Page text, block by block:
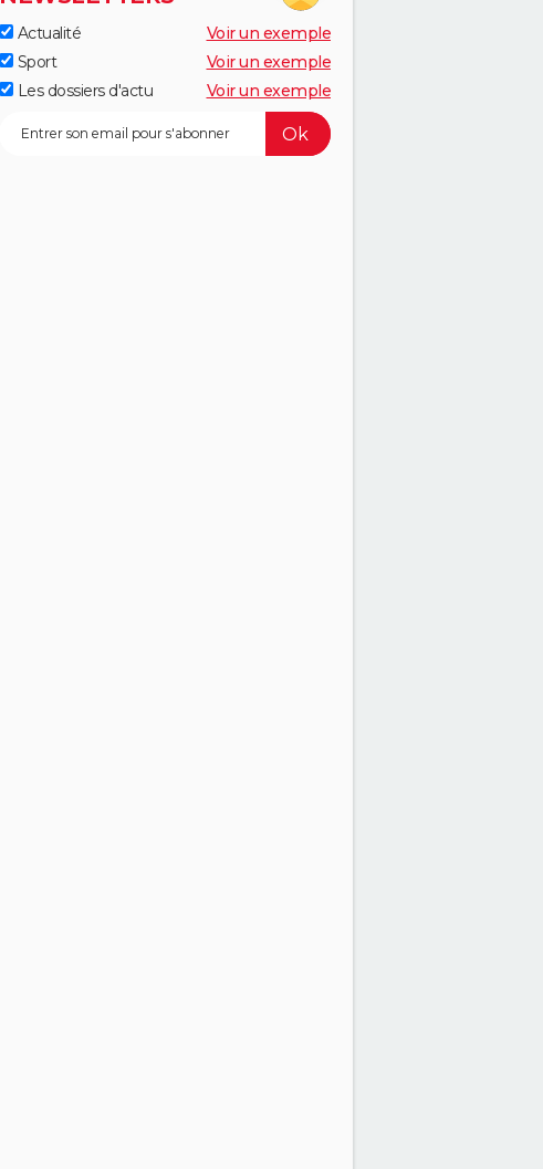
Actualité
Voir un exemple
Sport
Voir un exemple
Les dossiers d'actu
Voir un exemple